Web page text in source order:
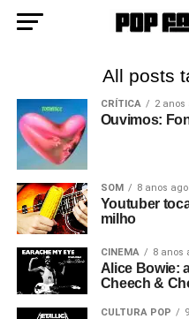
All posts
CRÍTICA 2 anos
Ouvimos:
SOM 8 anos ago
Youtuber
milho
CINEMA 8 anos
Alice Bowie:
Cheech &
CULTURA POP